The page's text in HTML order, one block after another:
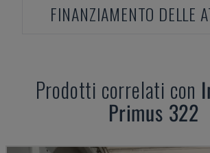
FINANZIAMENTO DELLE
Prodotti correlati con
Primus 322